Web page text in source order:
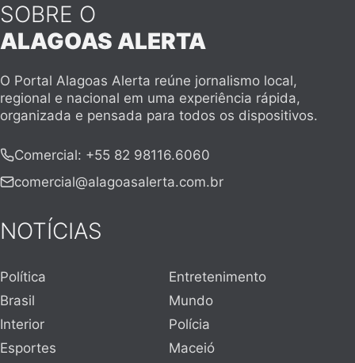
SOBRE O
ALAGOAS ALERTA
O Portal Alagoas Alerta reúne jornalismo local,
regional e nacional em uma experiência rápida,
organizada e pensada para todos os dispositivos.
Comercial: +55 82 98116.6060
comercial@alagoasalerta.com.br
NOTÍCIAS
Política
Entretenimento
Brasil
Mundo
Interior
Polícia
Esportes
Maceió